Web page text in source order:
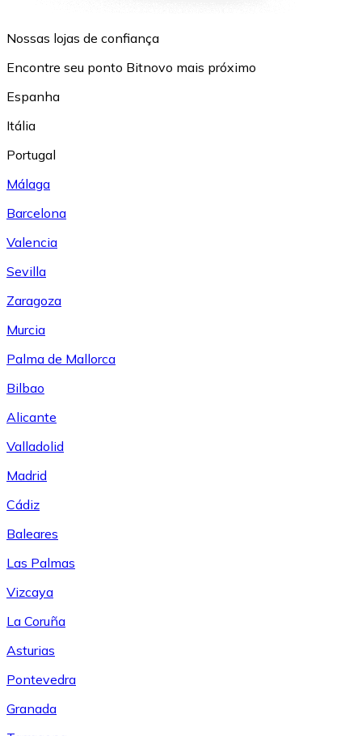
Nossas lojas de confiança
Encontre seu ponto Bitnovo mais próximo
Espanha
Itália
Portugal
Málaga
Barcelona
Valencia
Sevilla
Zaragoza
Murcia
Palma de Mallorca
Bilbao
Alicante
Valladolid
Madrid
Cádiz
Baleares
Las Palmas
Vizcaya
La Coruña
Asturias
Pontevedra
Granada